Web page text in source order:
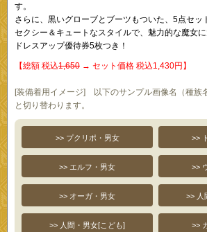
す。
さらに、黒いグローブとブーツもついた、5点セッ
セクシー＆キュートなスタイルで、魅力的な魔女に
ドレスアップ優待券5枚つき！
【総額 税込1,650 → セット価格 税込1,430円】
[装備着用イメージ] 以下のサンプル画像名（種族
と切り替わります。
>> プクリポ・男女 >>
>> エルフ・男女 >>
>> オーガ・男女 >> 人
>> 人間・男女[こども] >>